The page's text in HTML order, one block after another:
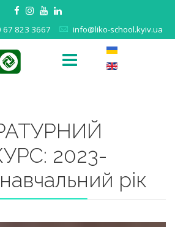
67 823 3667 info@liko-school.kyiv.ua
2023-
рік